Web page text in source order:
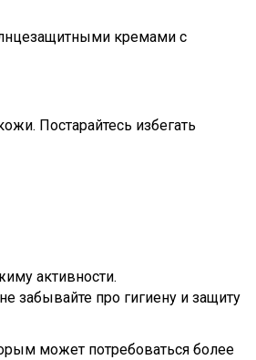
кремами с
Постарайтесь избегать
активности.
забывайте про гигиену и защиту
может потребоваться более